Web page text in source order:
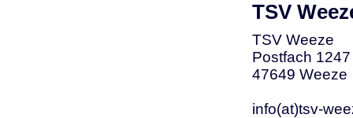
TSV
TSV Weeze
Postfach 1247
47649 Weeze
info(at)tsv-